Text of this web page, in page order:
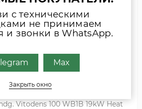
Vitodens 100-W WB1B 26кВт
Vitodens 100-W WB1B 35кВт
Vitodens 100-W WB1B 35кВт
Vitodens 100 WB1B 19kW Heat
с техническими
не принимаем
и звонки в WhatsApp.
Max
Закрыть окно